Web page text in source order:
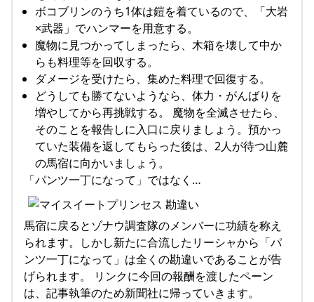
ボコブリンのうち1体は鎧を着ているので、「大岩
×武器」でハンマーを用意する。
魔物に見つかってしまったら、木箱を壊して中か
らも料理等を回収する。
ダメージを受けたら、集めた料理で回復する。
どうしても勝てないようなら、体力・がんばりを
増やしてから再挑戦する。 魔物を全滅させたら、
そのことを報告しに入口に戻りましょう。預かっ
ていた装備を返してもらった後は、2人が待つ山麓
の馬宿に向かいましょう。
「パンツ一丁になって」ではなく…
馬宿に戻るとゾナウ調査隊のメンバーに功績を称え
られます。しかし新たに合流したリーシャから「パ
ンツ一丁になって」は全くの勘違いであることが告
げられます。 リンクに今回の報酬を渡したペーン
は、記事執筆のため新聞社に帰っていきます。